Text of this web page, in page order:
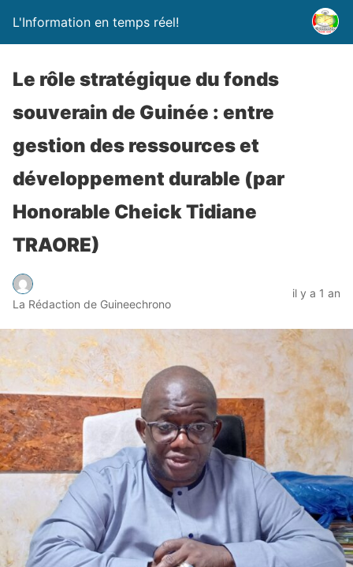
L'Information en temps réel!
Le rôle stratégique du fonds
souverain de Guinée : entre
gestion des ressources et
développement durable (par
Honorable Cheick Tidiane
TRAORE)
La Rédaction de Guineechrono
il y a 1 an